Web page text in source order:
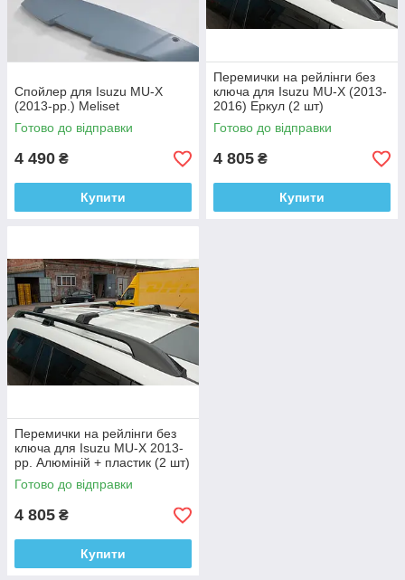
Спойлер для Isuzu MU-X
(2013-рр.) Meliset
Готово до відправки
4 490 ₴
Купити
Перемички на рейлінги без
ключа для Isuzu MU-X (2013-
2016) Еркул (2 шт)
Готово до відправки
4 805 ₴
Купити
Перемички на рейлінги без
ключа для Isuzu MU-X 2013-
рр. Алюміній + пластик (2 шт)
Готово до відправки
4 805 ₴
Купити